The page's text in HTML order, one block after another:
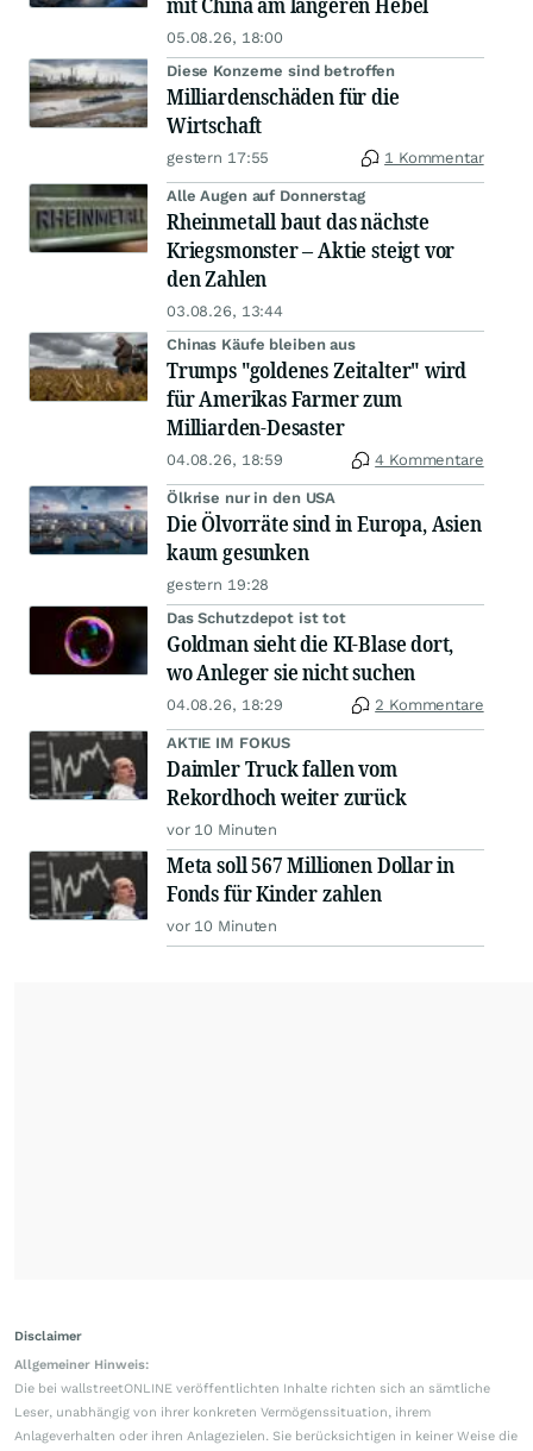
05.08.26, 18:00
Diese Konzerne sind betroffen
Milliardenschäden für die
Wirtschaft
gestern 17:55 1 Kommentar
Alle Augen auf Donnerstag
Rheinmetall baut das nächste
Kriegsmonster – Aktie steigt vor
den Zahlen
03.08.26, 13:44
Chinas Käufe bleiben aus
Trumps "goldenes Zeitalter" wird
für Amerikas Farmer zum
Milliarden-Desaster
04.08.26, 18:59 4 Kommentare
Ölkrise nur in den USA
Die Ölvorräte sind in Europa, Asien
kaum gesunken
gestern 19:28
Das Schutzdepot ist tot
Goldman sieht die KI-Blase dort,
wo Anleger sie nicht suchen
04.08.26, 18:29 2 Kommentare
AKTIE IM FOKUS
Daimler Truck fallen vom
Rekordhoch weiter zurück
vor 10 Minuten
Meta soll 567 Millionen Dollar in
Fonds für Kinder zahlen
vor 10 Minuten
Disclaimer
Allgemeiner Hinweis:
Die bei wallstreetONLINE veröffentlichten Inhalte richten sich an sämtliche
Leser, unabhängig von ihrer konkreten Vermögenssituation, ihrem
Anlageverhalten oder ihren Anlagezielen. Sie berücksichtigen in keiner Weise die